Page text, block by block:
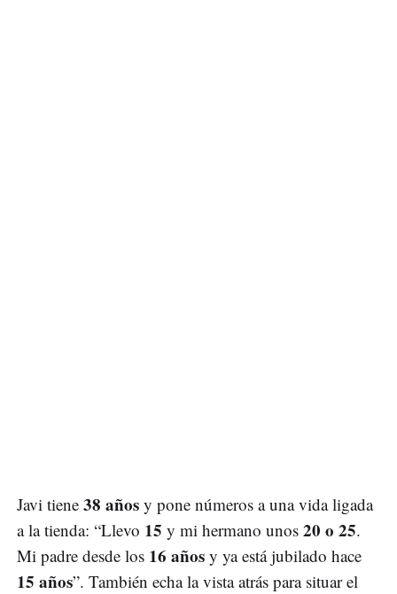
Javi tiene 38 años y pone números a una vida ligada
a la tienda: “Llevo 15 y mi hermano unos 20 o 25.
Mi padre desde los 16 años y ya está jubilado hace
15 años”. También echa la vista atrás para situar el